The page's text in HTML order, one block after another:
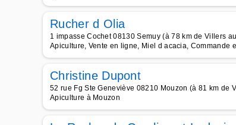
Rucher d Olia
1 impasse Cochet 08130 Semuy (à 78 km de Villers
Apiculture, Vente en ligne, Miel d acacia, Commande
Christine Dupont
52 rue Fg Ste Geneviève 08210 Mouzon (à 81 km de
Apiculture à Mouzon